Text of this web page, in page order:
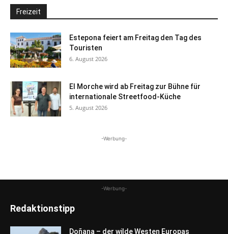
Freizeit
Estepona feiert am Freitag den Tag des
Touristen
6. August 2026
El Morche wird ab Freitag zur Bühne für
internationale Streetfood-Küche
5. August 2026
-Werbung-
-Werbung-
Redaktionstipp
Doñana – der wilde Westen Europas